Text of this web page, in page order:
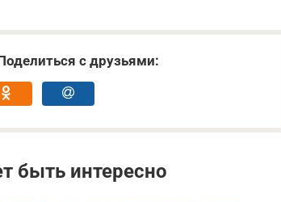
с друзьями:
быть интересно